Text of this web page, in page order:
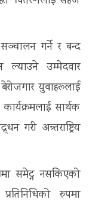
गर्ने र बन्द
उम्मेदवार
युवाहरूलाई
सार्थक
गरी अन्र्तराष्ट्रिय
समेट्न नसकिएको
रुपमा